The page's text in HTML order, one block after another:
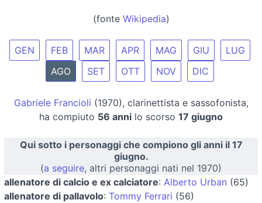
(fonte Wikipedia)
GEN FEB MAR APR MAG GIU
LUG
AGO
SET OTT NOV DIC
Gabriele Francioli (1970), clarinettista e sassofonista,
ha compiuto 56 anni lo scorso 17 giugno
Qui sotto i personaggi che compiono gli anni il 17
giugno.
(a seguire, altri personaggi nati nel 1970)
allenatore di calcio e ex calciatore: Alberto Urban (65)
allenatore di pallavolo: Tommy Ferrari (56)